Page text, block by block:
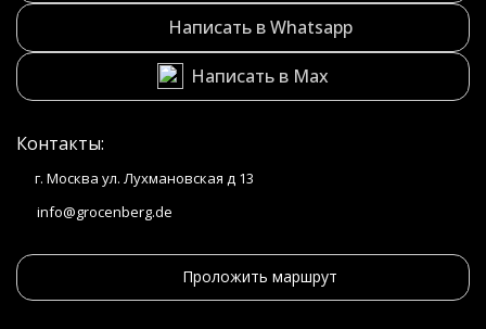
Написать в Whatsapp
Написать в Max
Контакты:
г. Москва ул. Лухмановская д 13
info@grocenberg.de
Проложить маршрут